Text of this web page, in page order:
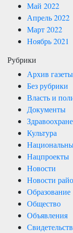
Май 2022
Апрель 2022
Март 2022
Ноябрь 2021
Рубрики
Архив газеты
Без рубрики
Власть и
Документы
Культура
Нацпроекты
Новости
Новости
Образование
Общество
Объявления